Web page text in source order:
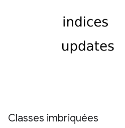
Classes imbriquées